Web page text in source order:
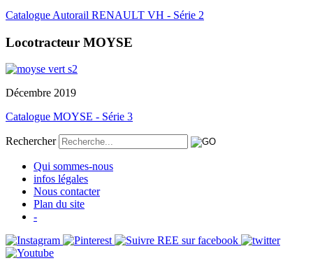
Catalogue Autorail RENAULT VH - Série 2
Locotracteur MOYSE
Décembre 2019
Catalogue MOYSE - Série 3
Rechercher
Qui sommes-nous
infos légales
Nous contacter
Plan du site
-